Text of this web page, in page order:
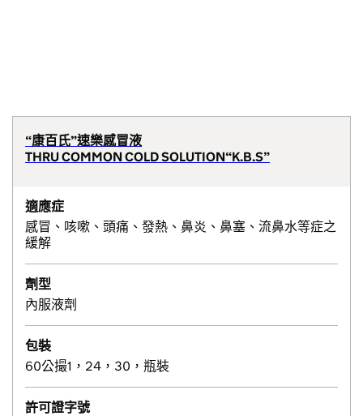
“康百氏”速樂感冒液
THRU COMMON COLD SOLUTION“K.B.S”
適應症
感冒、咳嗽、頭痛、發熱、鼻炎、鼻塞、流鼻水等症之
緩解
劑型
內服液劑
包裝
60公撮1，24，30，瓶裝
許可證字號